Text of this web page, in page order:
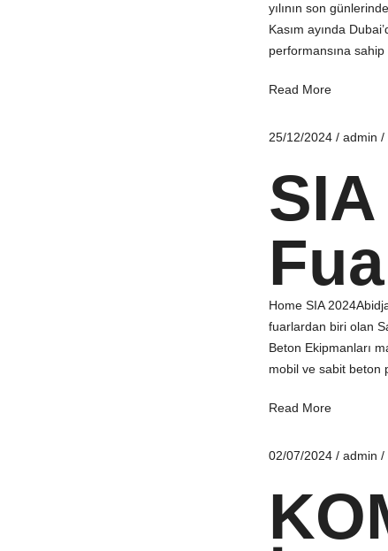
yılının son
Kasım ayında
performansına
Read More
25/12/2024 / admin /
Home SIA
fuarlardan biri olan
Beton Ekipmanları
mobil ve sabit beton
Read More
02/07/2024 / admin /